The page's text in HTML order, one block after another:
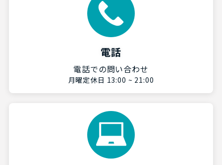
電話
電話での問い合わせ
月曜定休日 13:00 ~ 21:00